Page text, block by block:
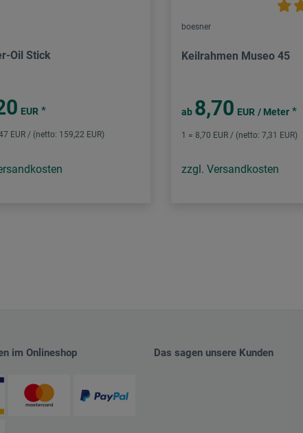
Oil Stick
EUR *
EUR / (netto: 159,22 EUR)
boesner
Keilrahmen Museo 45
ab 8,70 EUR / Meter *
1 = 8,70 EUR / (netto: 7,31 EUR)
zzgl. Versandkosten
im Onlineshop Das sagen unsere Kunden